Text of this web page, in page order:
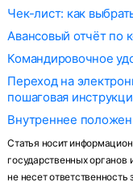
Чек-лист: как
Авансовый отчёт по
Командировочное
Переход на
пошаговая
Внутреннее
Статья носит
государственных
не несет